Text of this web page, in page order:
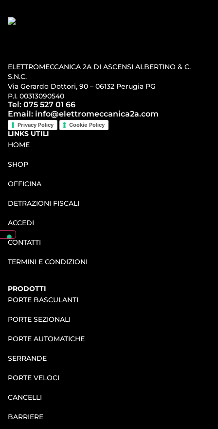
ELETTROMECCANICA 2A DI ASCENSI ALBERTINO & C.
S.N.C.
Via Gerardo Dottori, 90 – 06132 Perugia PG
P.I. 00313090540
Tel: 075 527 01 66
Email: info@elettromeccanica2a.com
Privacy Policy Cookie Policy
LINKS UTILI
HOME
SHOP
OFFICINA
DETRAZIONI FISCALI
ACCEDI
CONTATTI
TERMINI E CONDIZIONI
PRODOTTI
PORTE BASCULANTI
PORTE SEZIONALI
PORTE AUTOMATICHE
SERRANDE
PORTE VELOCI
CANCELLI
BARRIERE